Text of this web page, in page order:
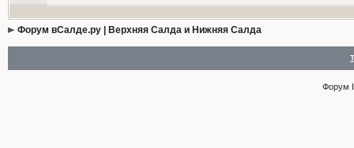
Форум вСалде.ру | Верхняя Салда и Нижняя Салда
Форум